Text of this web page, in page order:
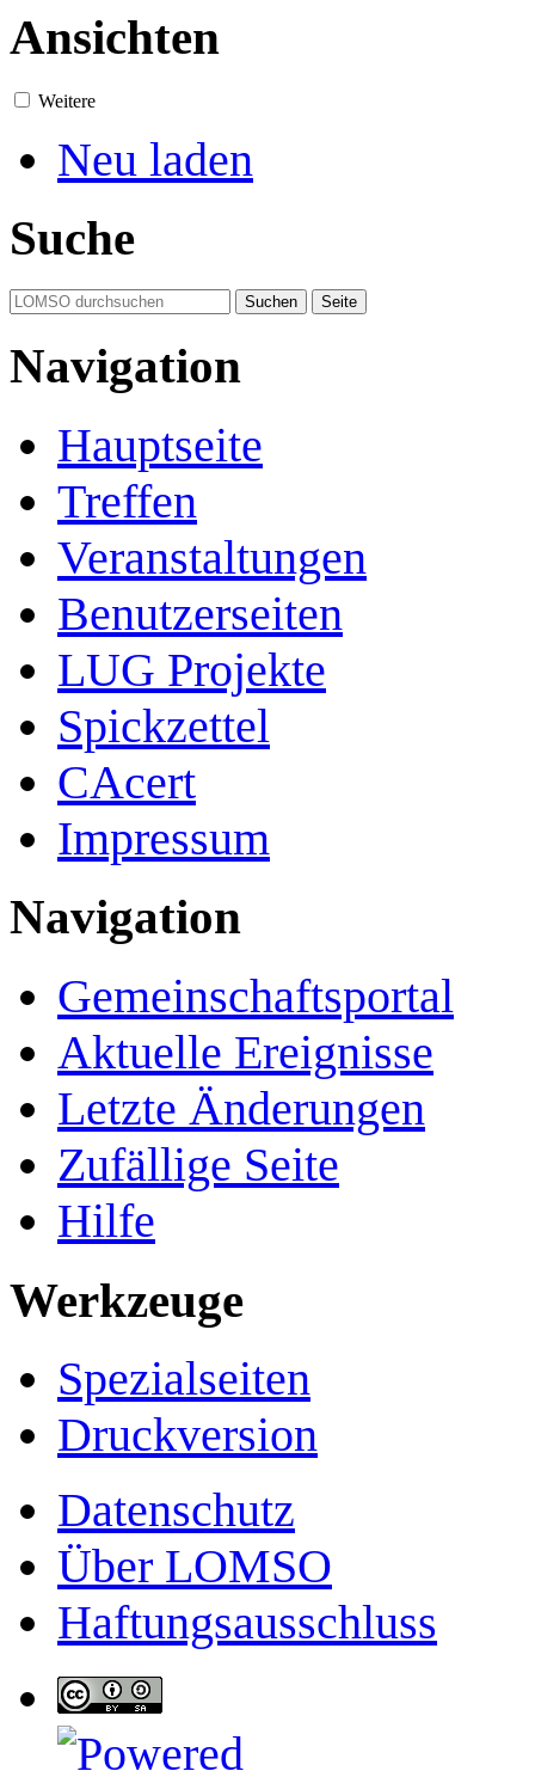
Ansichten
Weitere
Neu laden
Suche
Navigation
Hauptseite
Treffen
Veranstaltungen
Benutzerseiten
LUG Projekte
Spickzettel
CAcert
Impressum
Navigation
Gemeinschafts­portal
Aktuelle Ereignisse
Letzte Änderungen
Zufällige Seite
Hilfe
Werkzeuge
Spezialseiten
Druckversion
Datenschutz
Über LOMSO
Haftungsausschluss